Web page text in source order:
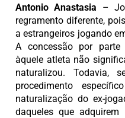
Antonio Anastasia –
regramento diferente,
a estrangeiros jogando
A concessão por
àquele atleta não
naturalizou. Todavia,
procedimento
naturalização do ex-
daqueles que adquirem